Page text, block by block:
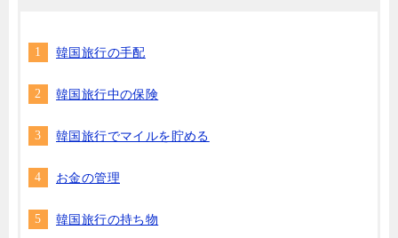
韓国旅行の手配
韓国旅行中の保険
韓国旅行でマイルを貯める
お金の管理
韓国旅行の持ち物